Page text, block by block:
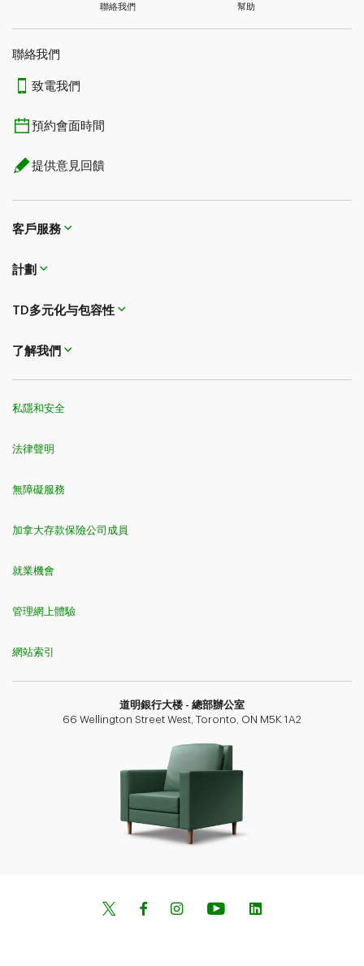
聯絡我們 幫助
聯絡我們
致電我們
預約會面時間
提供意見回饋
客戶服務
計劃
TD多元化与包容性
了解我們
私隱和安全
法律聲明
無障礙服務
加拿大存款保險公司成員
就業機會
管理網上體驗
網站索引
道明銀行​​​​​​​大楼 - 總部辦公室
66 Wellington Street West, Toronto, ON M5K 1A2